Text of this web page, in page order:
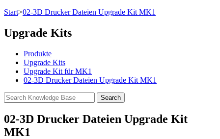
Start>02-3D Drucker Dateien Upgrade Kit MK1
Upgrade Kits
Produkte
Upgrade Kits
Upgrade Kit für MK1
02-3D Drucker Dateien Upgrade Kit MK1
02-3D Drucker Dateien Upgrade Kit
MK1